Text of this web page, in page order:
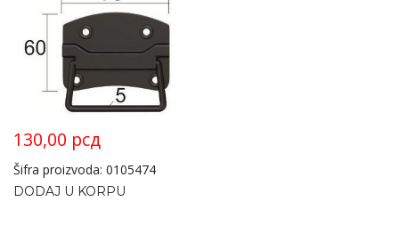
130,00 рсд
Šifra proizvoda: 0105474
DODAJ U KORPU